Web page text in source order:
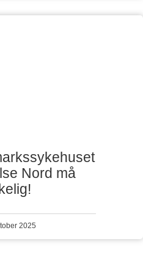
Nord må
2025